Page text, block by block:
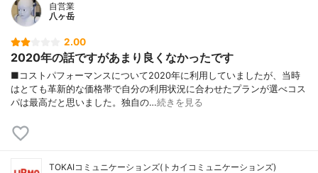
自営業
八ヶ岳
2.00
2020年の話ですがあまり良くなかったです
■コストパフォーマンスについて2020年に利用していましたが、当時
はとても革新的な価格帯で自分の利用状況に合わせたプランが選べコス
パは最高だと思いました。独自の…続きを見る
TOKAIコミュニケーションズ(トカイコミュニケーションズ)